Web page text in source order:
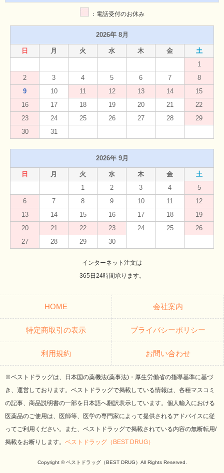
：電話受付のお休み
2026年 8月
日 月 火 水 木 金
土
1
2
3 4 5 6 7
8
9
10 11 12 13 14
15
16
17 18 19 20 21
22
23
24 25 26 27 28
29
30
31
2026年 9月
日 月 火 水 木 金
土
1
2 3 4
5
6
7 8 9 10 11
12
13
14 15 16 17 18
19
20
21 22 23 24 25
26
27
28 29 30
インターネット注文は
365日24時間承ります。
HOME 会社案内
特定商取引の表示 プライバシーポリシー
利用規約 お問い合わせ
※ベストドラッグは、日本国の薬機法(薬事法)・厚生労働省の指導基準に基づ
き、運営しております。ベストドラッグで掲載している情報は、各種マスコミ
の記事、商品説明書の一部を日本語へ翻訳表示しています。個人輸入における
医薬品のご使用は、医師等、医学の専門家によって提供されるアドバイスに従
ってご利用ください。また、ベストドラッグで掲載されている内容の無断転用/
掲載をお断りします。 ベストドラッグ（BEST DRUG）
Copyright © ベストドラッグ（BEST DRUG）All Rights Reserved.